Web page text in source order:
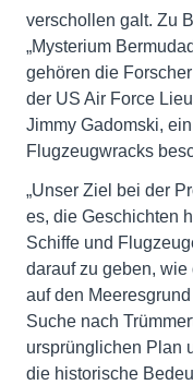
verschollen galt. Zu
„Mysterium
gehören die
der US Air Force
Jimmy Gadomski,
Flugzeugwracks
„Unser Ziel bei der
es, die Geschichten
Schiffe und
darauf zu geben,
auf den
Suche nach
ursprünglichen Plan
die historische